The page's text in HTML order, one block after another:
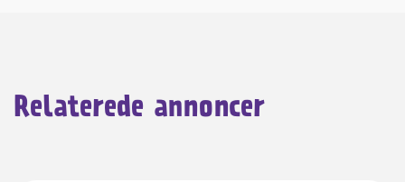
Relaterede annoncer